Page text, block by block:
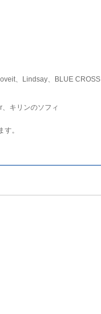
、Lindsay、BLUE CROSS
キリンのソフィ
。